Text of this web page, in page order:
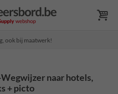
ook bij maatwerk!
naar hotels,
+ picto